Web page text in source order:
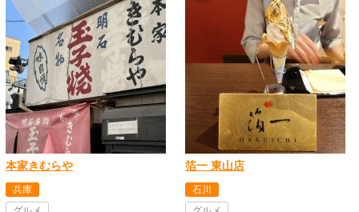
本家きむらや
兵庫
箔一 東山店
石川